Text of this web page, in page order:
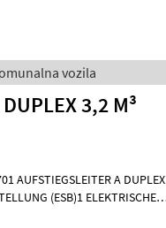
vozila
3,2 M³
AUFSTIEGSLEITER A DUPLEX
(ESB)1 ELEKTRISCHE